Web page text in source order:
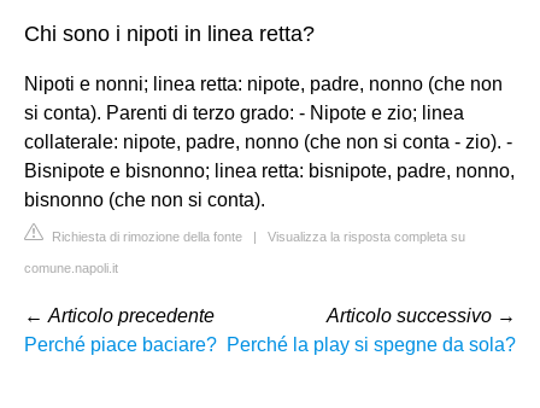
Chi sono i nipoti in linea retta?
Nipoti e nonni; linea retta: nipote, padre, nonno (che non
si conta). Parenti di terzo grado: - Nipote e zio; linea
collaterale: nipote, padre, nonno (che non si conta - zio). -
Bisnipote e bisnonno; linea retta: bisnipote, padre, nonno,
bisnonno (che non si conta).
Richiesta di rimozione della fonte | Visualizza la risposta completa su
comune.napoli.it
← Articolo precedente
Perché piace baciare?
Articolo successivo →
Perché la play si spegne da sola?